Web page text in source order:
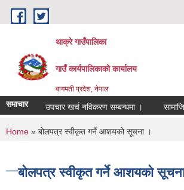
Skip to main content
थाक्रे गाउँपालिका
गाउँ कार्यपालिकाको कार्यालय
बागमती प्रदेश, नेपाल
समाचार
औषधी उपचार खर्च नविकरण सम्बन्धमा ।
You are here
Home » बोलपत्र स्वीकृत गर्ने आशयको सूचना ।
बोलपत्र स्वीकृत गर्ने आशयको